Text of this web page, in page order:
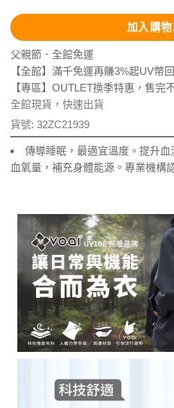
加入購
父親節．全館免運
【全館】滿千免運再賺3%起UV幣
【專區】OUTLET換季特惠，售完
全館現貨，快速出貨
貨號: 32ZC21939
傳導睡眠，最適宜溫度。提升
血氧量，補充身體能源。專業機構